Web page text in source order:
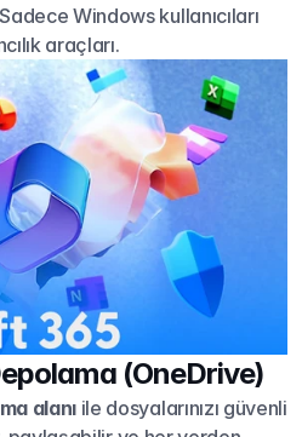
Sadece Windows kullanıcıları
araçları.
(OneDrive)
alanı ile dosyalarınızı güvenli